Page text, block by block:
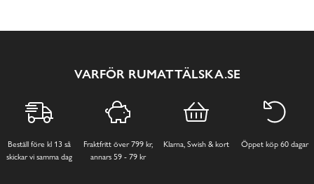
VARFÖR RUMATTÄLSKA.SE
Beställ före kl 13 så
skickar vi samma dag
Fraktfritt över 799 kr,
annars 59 - 79 kr
Klarna, Swish & kort Öppet köp 60 dagar